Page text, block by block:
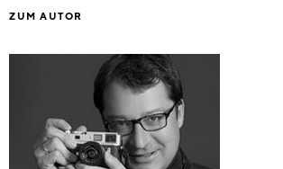
ZUM AUTOR